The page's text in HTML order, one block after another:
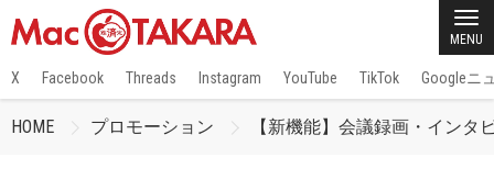
MENU
X Facebook Threads Instagram YouTube TikTok Googleニ
HOME プロモーション 【新機能】会議録画・インタ